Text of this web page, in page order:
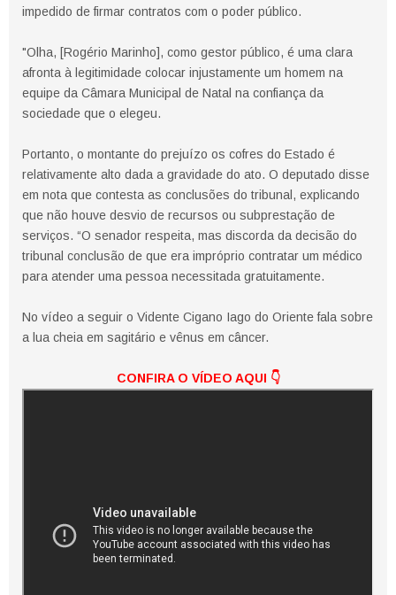
impedido de firmar contratos com o poder público.
"Olha, [Rogério Marinho], como gestor público, é uma clara
afronta à legitimidade colocar injustamente um homem na
equipe da Câmara Municipal de Natal na confiança da
sociedade que o elegeu.
Portanto, o montante do prejuízo os cofres do Estado é
relativamente alto dada a gravidade do ato. O deputado disse
em nota que contesta as conclusões do tribunal, explicando
que não houve desvio de recursos ou subprestação de
serviços. “O senador respeita, mas discorda da decisão do
tribunal conclusão de que era impróprio contratar um médico
para atender uma pessoa necessitada gratuitamente.
No vídeo a seguir o Vidente Cigano Iago do Oriente fala sobre
a lua cheia em sagitário e vênus em câncer.
CONFIRA O VÍDEO AQUI 👇